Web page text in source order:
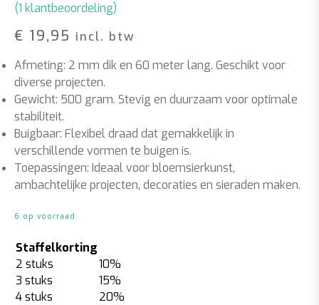
(1 klantbeoordeling)
€ 19,95 incl. btw
Afmeting: 2 mm dik en 60 meter lang. Geschikt voor
diverse projecten.
Gewicht: 500 gram. Stevig en duurzaam voor optimale
stabiliteit.
Buigbaar: Flexibel draad dat gemakkelijk in
verschillende vormen te buigen is.
Toepassingen: Ideaal voor bloemsierkunst,
ambachtelijke projecten, decoraties en sieraden maken.
6 op voorraad
Staffelkorting
2 stuks
10%
3 stuks
15%
4 stuks
20%